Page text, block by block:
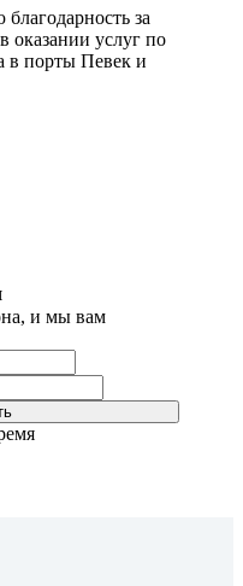
за
оказании услуг по
в порты Певек и
и мы вам